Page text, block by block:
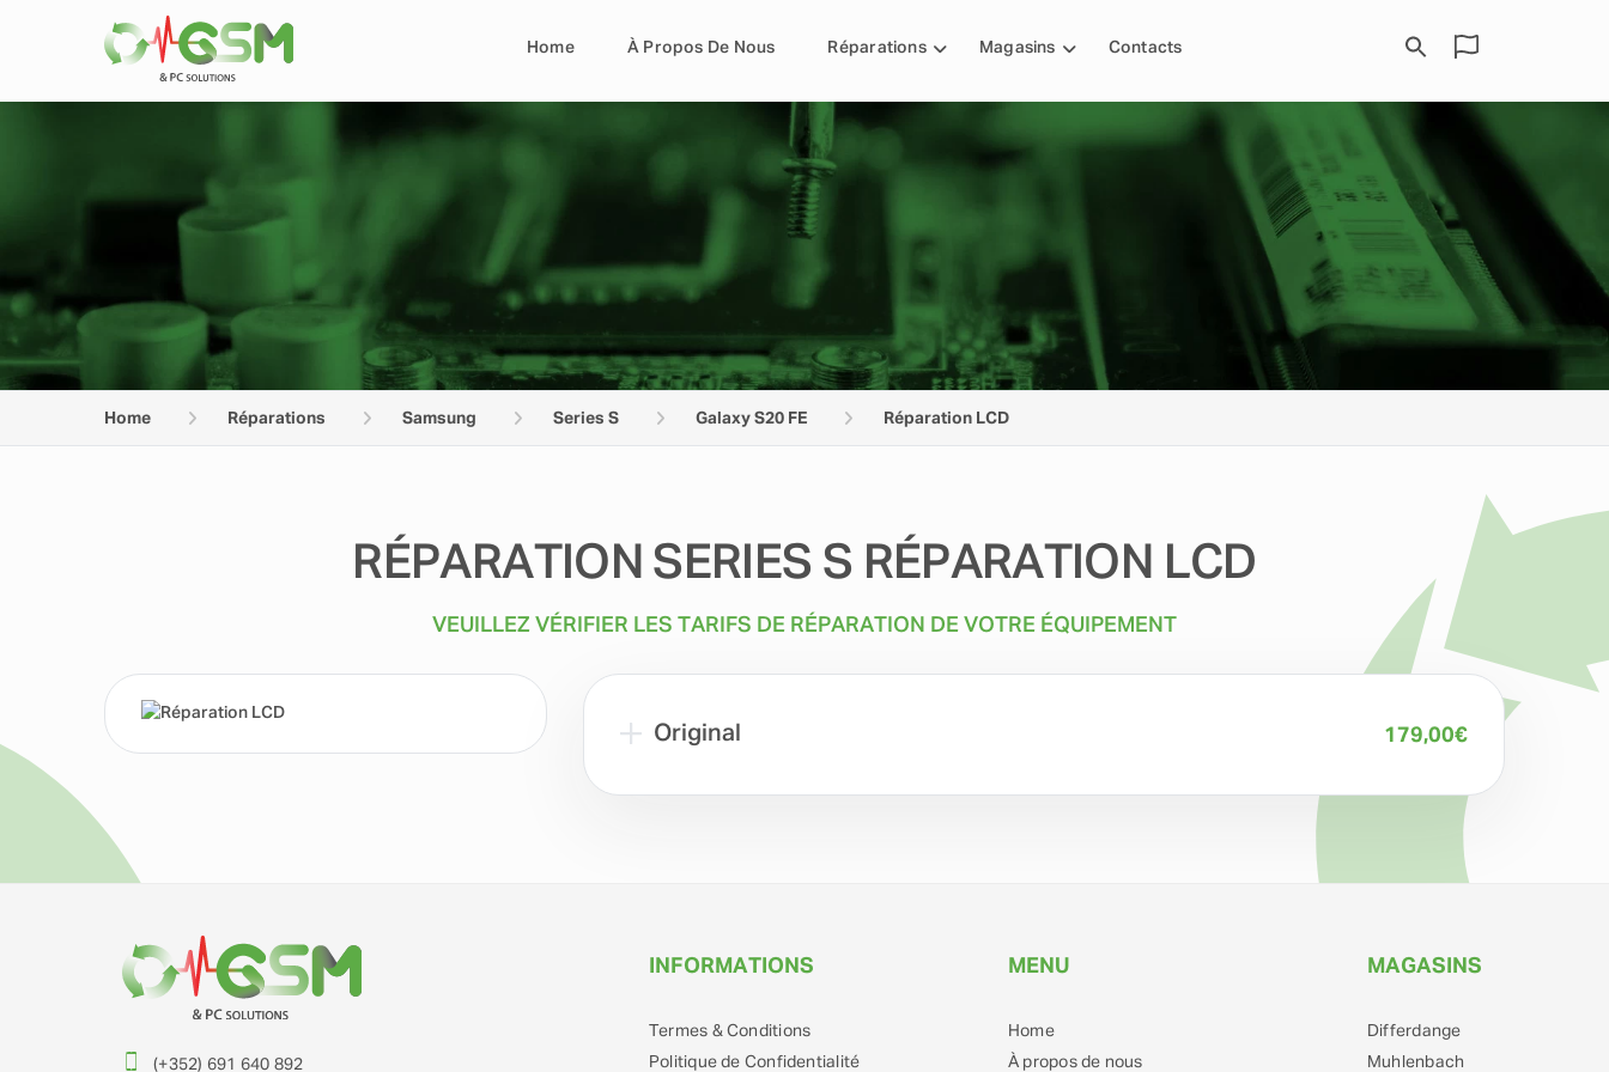
Home À Propos De Nous Réparations Magasins Contacts
Home Réparations Samsung Series S Galaxy S20 FE Réparation LCD
RÉPARATION SERIES S RÉPARATION LCD
VEUILLEZ VÉRIFIER LES TARIFS DE RÉPARATION DE VOTRE ÉQUIPEMENT
Original 179,00€
(+352) 691 640 892
INFORMATIONS
Termes & Conditions
Politique de Confidentialité
MENU
Home
À propos de nous
MAGASINS
Differdange
Muhlenbach